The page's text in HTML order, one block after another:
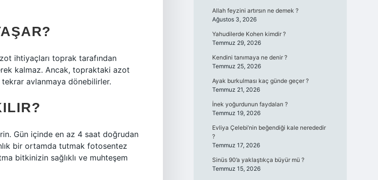
ihtiyaçları toprak tarafından
kalmaz. Ancak, topraktaki azot
tekrar avlanmaya dönebilirler.
Gün içinde en az 4 saat doğrudan
bir ortamda tutmak fotosentez
bitkinizin sağlıklı ve muhteşem
Allah feyzini artırsın ne demek ?
Ağustos 3, 2026
Yahudilerde Kohen kimdir ?
Temmuz 29, 2026
Kendini tanımaya ne denir ?
Temmuz 25, 2026
Ayak burkulması kaç günde geçer ?
Temmuz 21, 2026
İnek yoğurdunun faydaları ?
Temmuz 19, 2026
Evliya Çelebi’nin beğendiği kale nerededir
?
Temmuz 17, 2026
Sinüs 90’a yaklaştıkça büyür mü ?
Temmuz 15, 2026